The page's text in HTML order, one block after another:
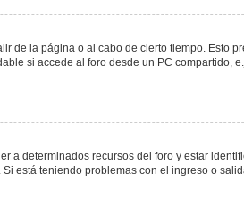
de la página o al cabo de cierto tiempo. Esto
si accede al foro desde un PC compartido,
a determinados recursos del foro y estar
está teniendo problemas con el ingreso o